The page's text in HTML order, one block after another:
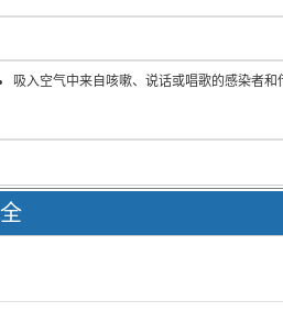
吸入空气中来自咳嗽、说话或唱歌的感染者